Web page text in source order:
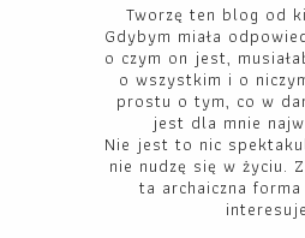
Tworzę ten blog od
Gdybym miała
o czym on jest,
o wszystkim i o
prostu o tym, co w
jest dla mnie
Nie jest to nic
nie nudzę się w życiu.
ta archaiczna